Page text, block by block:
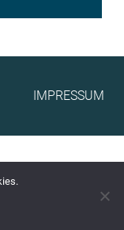
IMPRESSUM